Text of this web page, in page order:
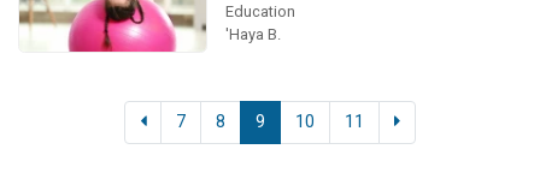
Education
'Haya B.
7 8 9 10 11